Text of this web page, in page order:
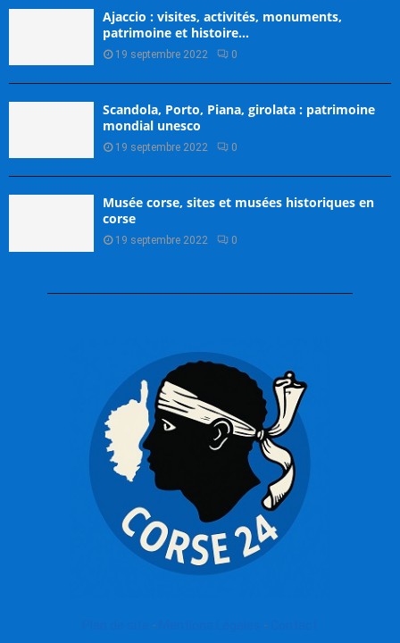
Ajaccio : visites, activités, monuments,
patrimoine et histoire…
19 septembre 2022 0
Scandola, Porto, Piana, girolata : patrimoine
mondial unesco
19 septembre 2022 0
Musée corse, sites et musées historiques en
corse
19 septembre 2022 0
- -